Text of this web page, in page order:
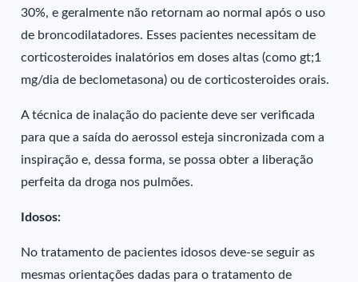
30%, e geralmente não retornam ao normal após o uso
de broncodilatadores. Esses pacientes necessitam de
corticosteroides inalatórios em doses altas (como gt;1
mg/dia de beclometasona) ou de corticosteroides orais.
A técnica de inalação do paciente deve ser verificada
para que a saída do aerossol esteja sincronizada com a
inspiração e, dessa forma, se possa obter a liberação
perfeita da droga nos pulmões.
Idosos:
No tratamento de pacientes idosos deve-se seguir as
mesmas orientações dadas para o tratamento de